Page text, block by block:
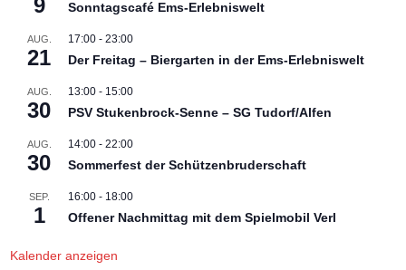
9 Sonntagscafé Ems-Erlebniswelt
AUG.
21
17:00 -23:00
Der Freitag – Biergarten in der Ems-Erlebniswelt
AUG.
30
13:00 - 15:00
PSV Stukenbrock-Senne – SG Tudorf/Alfen
AUG.
30
14:00 -22:00
Sommerfest der Schützenbruderschaft
SEP.
1
16:00 - 18:00
Offener Nachmittag mit dem Spielmobil Verl
Kalender anzeigen